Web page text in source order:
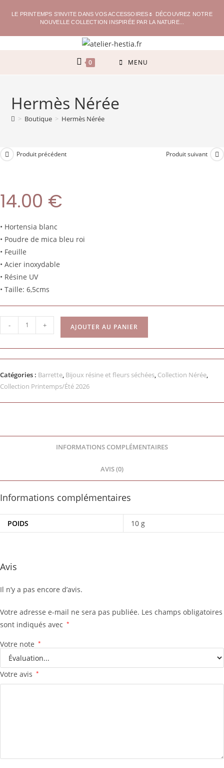
LE PRINTEMPS S'INVITE DANS VOS ACCESSOIRES🌷 DÉCOUVREZ NOTRE
NOUVELLE COLLECTION INSPIRÉE PAR LA NATURE...
0 MENU
Hermès Nérée
> Boutique > Hermès Nérée
Produit précédent Produit suivant
14.00 €
• Hortensia blanc
• Poudre de mica bleu roi
• Feuille
• Acier inoxydable
• Résine UV
• Taille: 6,5cms
- + AJOUTER AU PANIER
Catégories : Barrette Bijoux résine et fleurs séchées Collection Nérée
Collection Printemps/Été 2026
INFORMATIONS COMPLÉMENTAIRES
AVIS (0)
Informations complémentaires
POIDS 10 g
Avis
Il n’y a pas encore d’avis.
Votre adresse e-mail ne sera pas publiée. Les champs obligatoires
sont indiqués avec *
Votre note *
Votre avis *